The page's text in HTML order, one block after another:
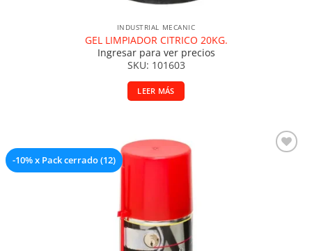
INDUSTRIAL MECANIC
GEL LIMPIADOR CITRICO 20KG.
Ingresar para ver precios
SKU: 101603
LEER MÁS
-10% x Pack cerrado (12)